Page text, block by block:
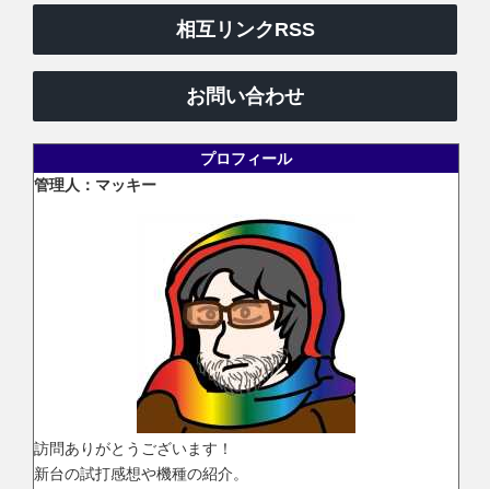
相互リンクRSS
お問い合わせ
プロフィール
管理人：マッキー
訪問ありがとうございます！
新台の試打感想や機種の紹介。